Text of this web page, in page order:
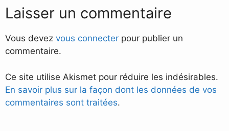
Laisser un commentaire
Vous devez vous connecter pour publier un
commentaire.
Ce site utilise Akismet pour réduire les indésirables.
En savoir plus sur la façon dont les données de vos
commentaires sont traitées.